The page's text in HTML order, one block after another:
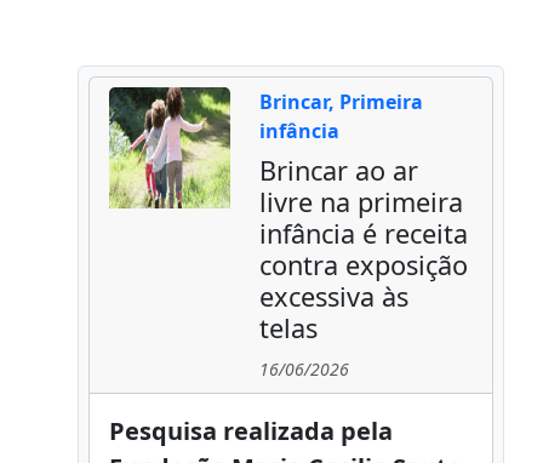
Brincar, Primeira
infância
Brincar ao ar
livre na primeira
infância é receita
contra exposição
excessiva às
telas
16/06/2026
Pesquisa realizada pela